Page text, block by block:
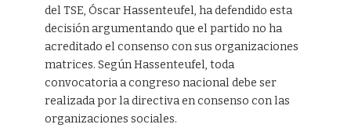
del TSE, Óscar Hassenteufel, ha defendido esta
decisión argumentando que el partido no ha
acreditado el consenso con sus organizaciones
matrices. Según Hassenteufel, toda
convocatoria a congreso nacional debe ser
realizada por la directiva en consenso con las
organizaciones sociales.